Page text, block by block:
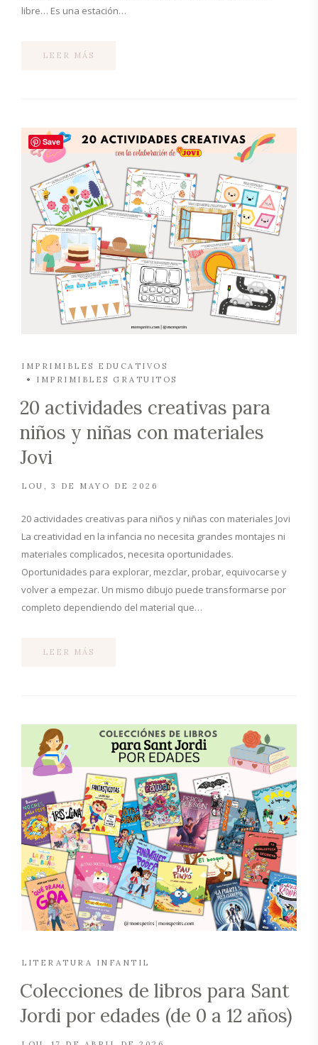
libre… Es una estación…
LEER MÁS
IMPRIMIBLES EDUCATIVOS
IMPRIMIBLES GRATUITOS
20 actividades creativas para
niños y niñas con materiales
Jovi
LOU 3 DE MAYO DE 2026
20 actividades creativas para niños y niñas con materiales Jovi
La creatividad en la infancia no necesita grandes montajes ni
materiales complicados, necesita oportunidades.
Oportunidades para explorar, mezclar, probar, equivocarse y
volver a empezar. Un mismo dibujo puede transformarse por
completo dependiendo del material que…
LEER MÁS
LITERATURA INFANTIL
Colecciones de libros para Sant
Jordi por edades (de 0 a 12 años)
Save